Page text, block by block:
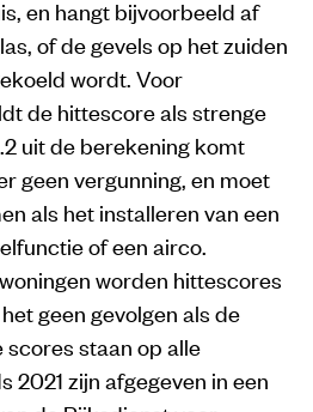
en hangt bijvoorbeeld af
of de gevels op het zuiden
wordt. Voor
de hittescore als strenge
uit de berekening komt
geen vergunning, en moet
als het installeren van een
of een airco.
worden hittescores
geen gevolgen als de
scores staan op alle
2021 zijn afgegeven in een